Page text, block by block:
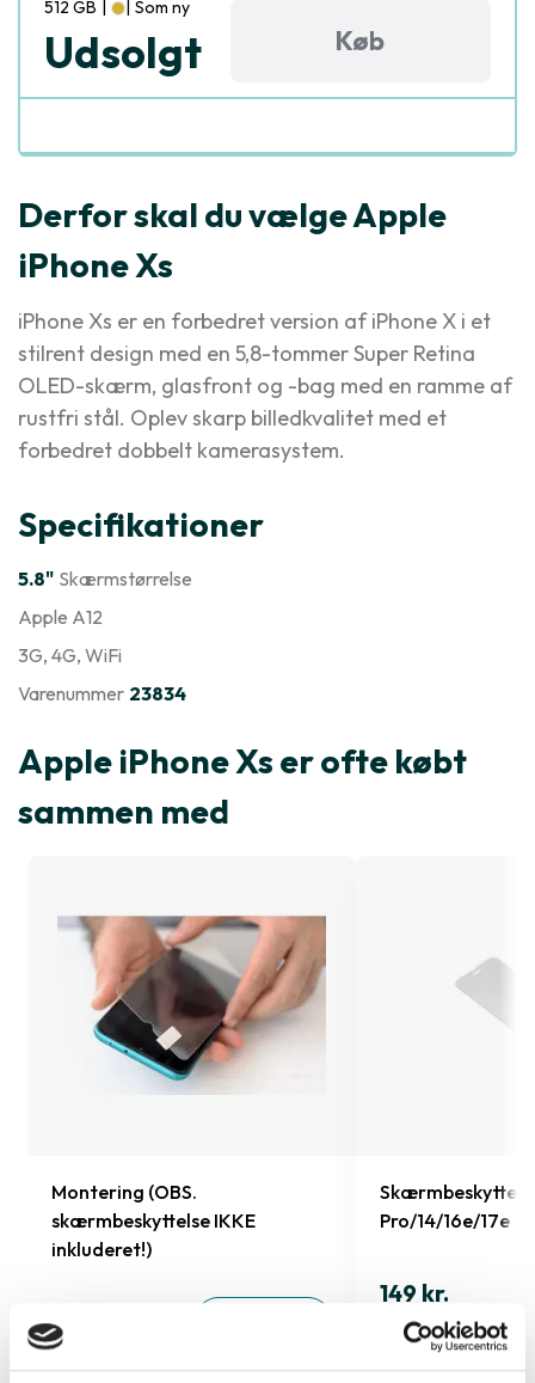
512 GB | | Som ny
Udsolgt Køb
Derfor skal du vælge Apple
iPhone Xs
iPhone Xs er en forbedret version af iPhone X i et
stilrent design med en 5,8-tommer Super Retina
OLED-skærm, glasfront og -bag med en ramme af
rustfri stål. Oplev skarp billedkvalitet med et
forbedret dobbelt kamerasystem.
Specifikationer
5.8" Skærmstørrelse
Apple A12
3G, 4G, WiFi
Varenummer 23834
Apple iPhone Xs er ofte købt
sammen med
Montering (OBS.
skærmbeskyttelse IKKE
inkluderet!)
99 kr.
Pro/14/16e/17e
149 kr.